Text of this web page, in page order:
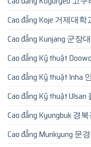
Cao đẳng Koje 거제대학
Cao đẳng Kunjang 군장
Cao đẳng Kỹ thuật
Cao đẳng Kỹ thuật Inha
Cao đẳng Kỹ thuật
Cao đẳng Kyungbuk 경
Cao đẳng Munkyung 문